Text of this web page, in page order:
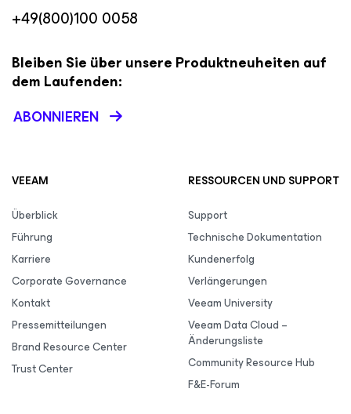
+49(800)100 0058
Bleiben Sie über unsere Produktneuheiten auf
dem Laufenden:
ABONNIEREN
VEEAM
Überblick
Führung
Karriere
Corporate Governance
Kontakt
Pressemitteilungen
Brand Resource Center
Trust Center
RESSOURCEN UND SUPPORT
Support
Technische Dokumentation
Kundenerfolg
Verlängerungen
Veeam University
Veeam Data Cloud –
Änderungsliste
Community Resource Hub
F&E-Forum